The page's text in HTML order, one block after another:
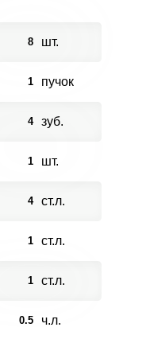
8 шт.
1 пучок
4 зуб.
1 шт.
4 ст.л.
1 ст.л.
1 ст.л.
0.5 ч.л.